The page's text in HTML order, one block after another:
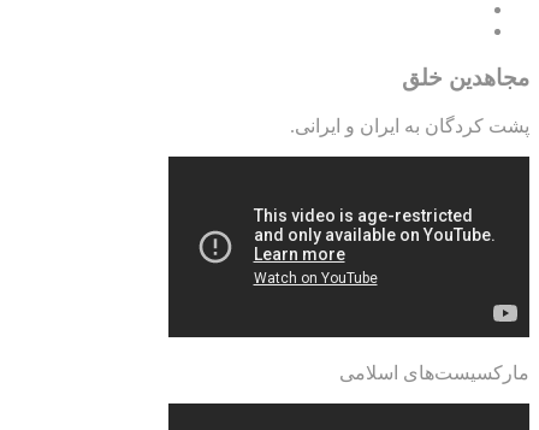
مجاهدین خلق
پشت کردگان به ایران و ایرانی.
مارکسیست‌های اسلامی